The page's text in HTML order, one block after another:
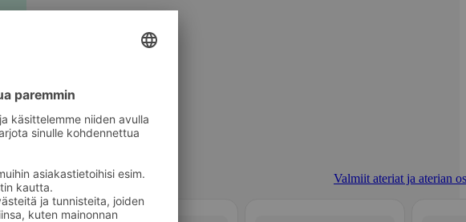
Valmiit ateriat ja aterian